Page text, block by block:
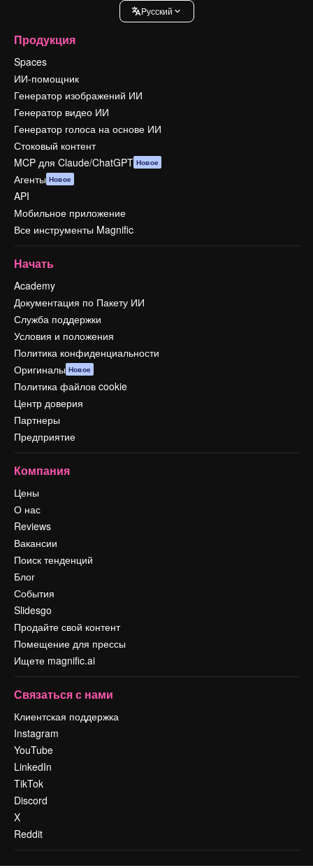
Pусский
Продукция
Spaces
ИИ-помощник
Генератор изображений ИИ
Генератор видео ИИ
Генератор голоса на основе ИИ
Стоковый контент
MCP для Claude/ChatGPT Новое
Агенты Новое
API
Мобильное приложение
Все инструменты Magnific
Начать
Academy
Документация по Пакету ИИ
Служба поддержки
Условия и положения
Политика конфиденциальности
Оригиналы Новое
Политика файлов cookie
Центр доверия
Партнеры
Предприятие
Компания
Цены
О нас
Reviews
Вакансии
Поиск тенденций
Блог
События
Slidesgo
Продайте свой контент
Помещение для прессы
Ищете magnific.ai
Связаться с нами
Клиентская поддержка
Instagram
YouTube
LinkedIn
TikTok
Discord
X
Reddit